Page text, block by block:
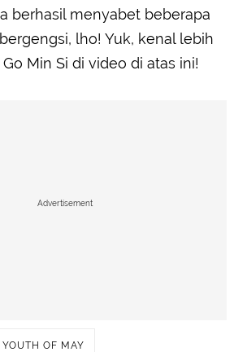
berhasil menyabet beberapa
lho! Yuk, kenal lebih
Min Si di video di atas ini!
Advertisement
YOUTH OF MAY